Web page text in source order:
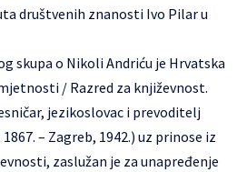
društvenih znanosti Ivo Pilar u
skupa o Nikoli Andriću je Hrvatska
/ Razred za književnost.
jezikoslovac i prevoditelj
– Zagreb, 1942.) uz prinose iz
zaslužan je za unapređenje